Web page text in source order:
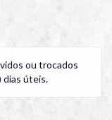
ou trocados
dias úteis.